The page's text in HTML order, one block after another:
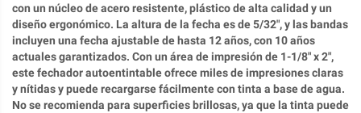
con un núcleo de acero resistente, plástico de alta calidad y un
diseño ergonómico. La altura de la fecha es de 5/32", y las bandas
incluyen una fecha ajustable de hasta 12 años, con 10 años
actuales garantizados. Con un área de impresión de 1-1/8" x 2",
este fechador autoentintable ofrece miles de impresiones claras
y nítidas y puede recargarse fácilmente con tinta a base de agua.
No se recomienda para superficies brillosas, ya que la tinta puede